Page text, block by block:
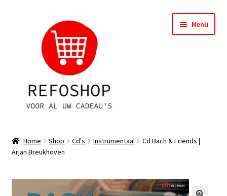
navigatie
Menu
OPRUIMING
Assortiment
Home Shop Cd's Instrumentaal
Cd Bach & Friends |
Arjan Breukhoven